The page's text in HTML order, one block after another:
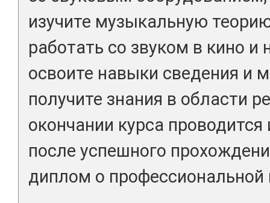
изучите музыкальную
работать со звуком в кино и
освоите навыки сведения и
получите знания в области
окончании курса проводится
после успешного
диплом о профессиональной